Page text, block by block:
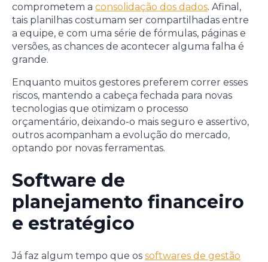
comprometem a consolidação dos dados. Afinal,
tais planilhas costumam ser compartilhadas entre
a equipe, e com uma série de fórmulas, páginas e
versões, as chances de acontecer alguma falha é
grande.
Enquanto muitos gestores preferem correr esses
riscos, mantendo a cabeça fechada para novas
tecnologias que otimizam o processo
orçamentário, deixando-o mais seguro e assertivo,
outros acompanham a evolução do mercado,
optando por novas ferramentas.
Software de
planejamento financeiro
e estratégico
Já faz algum tempo que os softwares de gestão